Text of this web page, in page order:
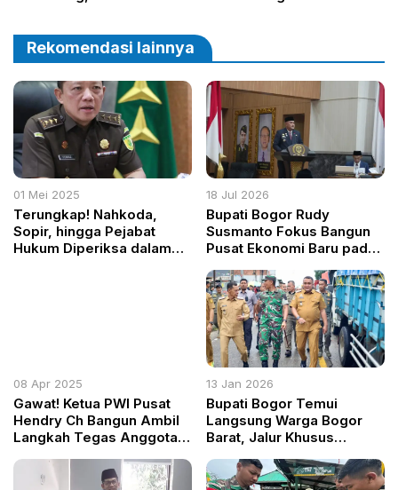
Rekomendasi lainnya
01 Mei 2025
Terungkap! Nahkoda,
Sopir, hingga Pejabat
Hukum Diperiksa dalam
18 Jul 2026
Bupati Bogor Rudy
Susmanto Fokus Bangun
Pusat Ekonomi Baru pada
08 Apr 2025
Gawat! Ketua PWI Pusat
Hendry Ch Bangun Ambil
Langkah Tegas Anggota
Dicabut Keanggotaannya
13 Jan 2026
Bupati Bogor Temui
Langsung Warga Bogor
Barat, Jalur Khusus
Masuk APBD 2026